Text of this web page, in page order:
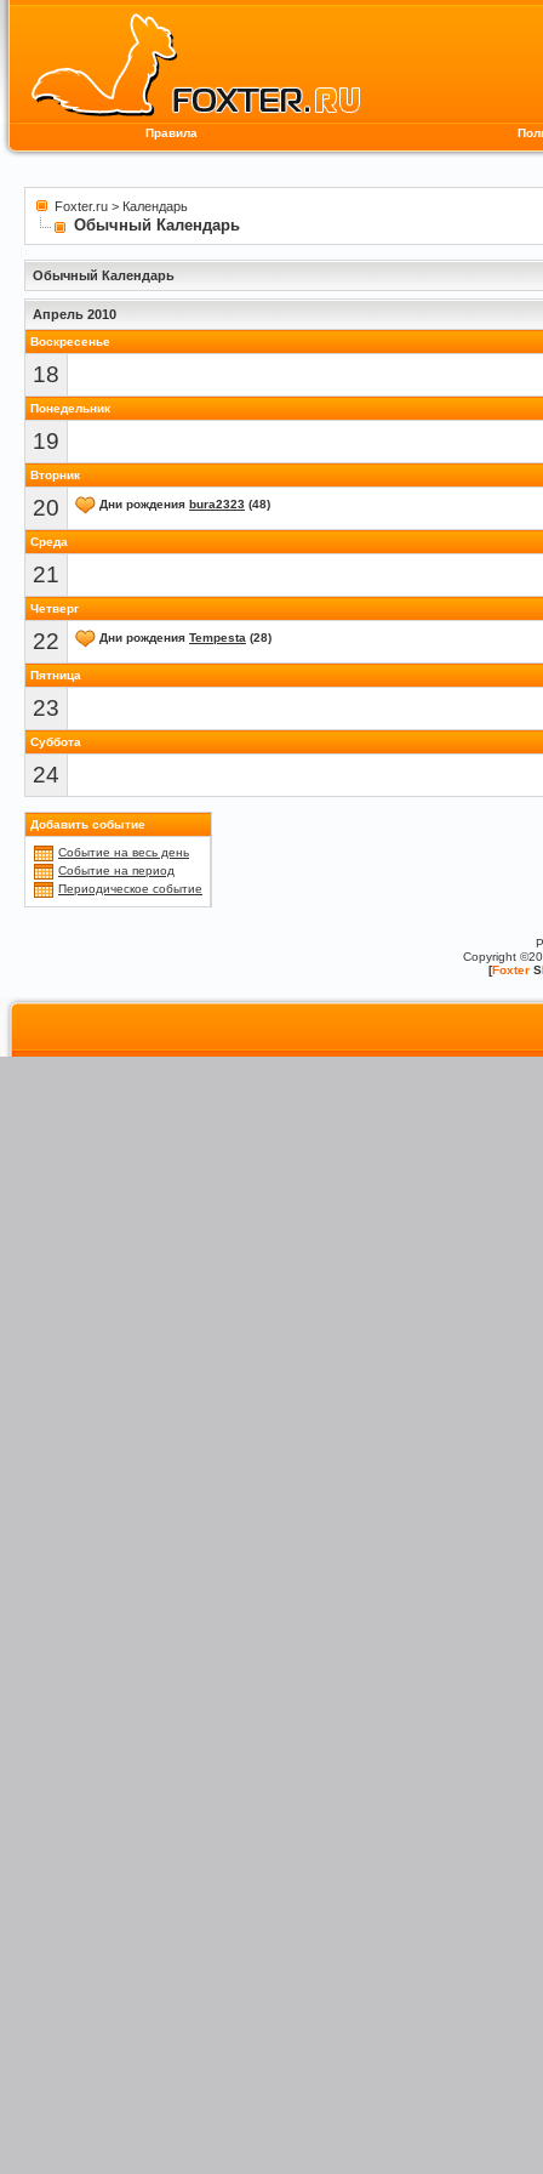
Правила
Foxter.ru > Календарь
Обычный Календарь
Обычный Календарь
Апрель 2010
Воскресенье
18
Понедельник
19
Вторник
20 Дни рождения bura2323 (48)
Среда
21
Четверг
22 Дни рождения Tempesta (28)
Пятница
23
Суббота
24
Добавить событие
Событие на весь день
Событие на период
Периодическое событие
Copyright
[Foxter